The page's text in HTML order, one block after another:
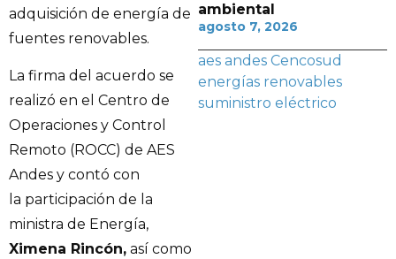
adquisición de energía de
fuentes renovables.
La firma del acuerdo se
realizó en el Centro de
Operaciones y Control
Remoto (ROCC) de AES
Andes y contó con
la participación de la
ministra de Energía,
Ximena Rincón, así como
ambiental
agosto 7, 2026
aes andes Cencosud
energías renovables
suministro eléctrico